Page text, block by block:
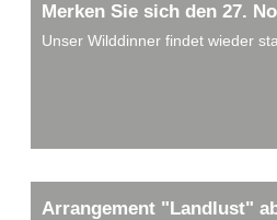
Merken Sie sich den 27.
Unser Wilddinner findet wieder
Arrangement "Landlust"